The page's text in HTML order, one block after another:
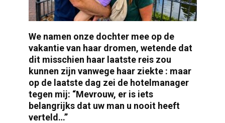
We namen onze dochter mee op de
vakantie van haar dromen, wetende dat
dit misschien haar laatste reis zou
kunnen zijn vanwege haar ziekte : maar
op de laatste dag zei de hotelmanager
tegen mij: “Mevrouw, er is iets
belangrijks dat uw man u nooit heeft
verteld…”